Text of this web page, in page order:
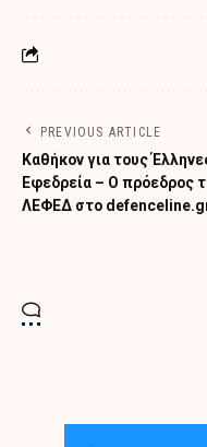
PREVIOUS ARTICLE
Καθήκον για τους
Εφεδρεία – O πρόεδρος
ΛΕΦΕΔ στο